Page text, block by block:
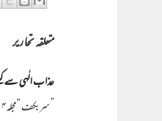
متعلقہ تحاریر
عذاب الٰہی سے
”سربکف “مجلہ۴ (جنوری ، فروری ۲۰۱۶) مفتی آرومند سعد موجودہ دور میں اپنے ماحول کو بغور دیکھا جائے تو حضور اکرم ﷺ کے ارشادات روز روشن کی طرح سا…